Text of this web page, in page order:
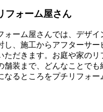
フォーム屋さん
ォーム屋さんでは、デザイ
し、施工からアフターサ
ただきます。お庭や家のリ
舗装まで、どんなことでも